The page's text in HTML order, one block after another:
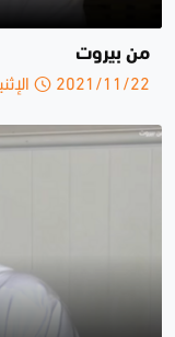
من بيروت
2021/11/22 الإثنين 10:03 ص